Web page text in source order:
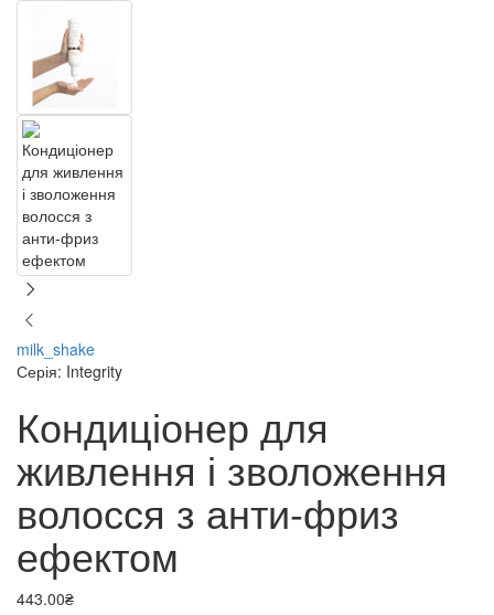
milk_shake
Серія: Integrity
Кондиціонер для
живлення і зволоження
волосся з анти-фриз
ефектом
443.00₴